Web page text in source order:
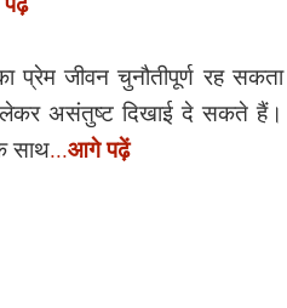
जीवन चुनौतीपूर्ण रह सकता
असंतुष्ट दिखाई दे सकते हैं।
साथ...आगे पढ़ें